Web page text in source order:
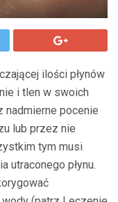
ilości płynów
i tlen w swoich
nadmierne pocenie
lub przez nie
tym musi
utraconego płynu.